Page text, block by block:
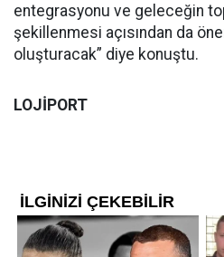
entegrasyonu ve geleceğin
şekillenmesi açısından da
oluşturacak” diye konuştu.
LOJİPORT